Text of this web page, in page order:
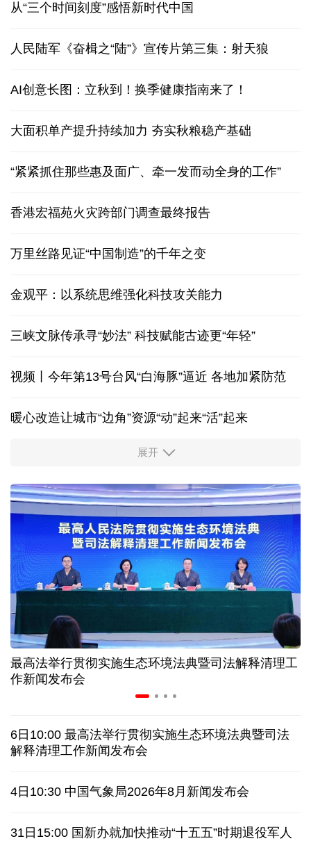
从“三个时间刻度”感悟新时代中国
人民陆军《奋楫之“陆”》宣传片第三集：射天狼
AI创意长图：立秋到！换季健康指南来了！
大面积单产提升持续加力 夯实秋粮稳产基础
“紧紧抓住那些惠及面广、牵一发而动全身的工作”
香港宏福苑火灾跨部门调查最终报告
万里丝路见证“中国制造”的千年之变
金观平：以系统思维强化科技攻关能力
三峡文脉传承寻“妙法” 科技赋能古迹更“年轻”
视频丨今年第13号台风“白海豚”逼近 各地加紧防范
暖心改造让城市“边角”资源“动”起来“活”起来
柔性制造，高效匹配差异化需求
高温下用电负荷创新高 解码今夏的清凉底气
活力中国调研行丨弯道超车 如何“皖”美提速
7月份中国仓储指数保持扩张 行业运行韧性较强
小球赛撬动大消费 体育赛事激活城市发展新动能
“电影+文旅”深度融合 光影经济撬动暑期消费新蓝海
俄黑客称获取北约直接参与袭击俄领土证据
外媒说丨中国在非洲青年群体中的好感度稳步上升
我国学者发现银河系外围气体盘呈现波纹状褶皱结构
展开
最高法举行贯彻实施生态环境法典暨司法解释清理工
作新闻发布会
6日10:00 最高法举行贯彻实施生态环境法典暨司法
解释清理工作新闻发布会
4日10:30 中国气象局2026年8月新闻发布会
31日15:00 国新办就加快推动“十五五”时期退役军人